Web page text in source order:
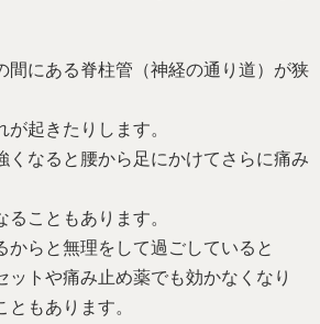
間にある脊柱管（神経の通り道）が狭
起きたりします。
くなると腰から足にかけてさらに痛み
こともあります。
からと無理をして過ごしていると
ットや痛み止め薬でも効かなくなり
もあります。